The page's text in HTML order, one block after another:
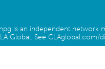
is an independent network
Global. See CLAglobal.com/